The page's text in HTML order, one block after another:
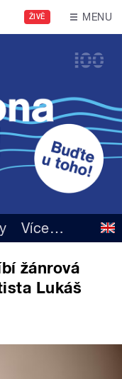
ŽIVĚ MENU
Více…
žánrová
Lukáš